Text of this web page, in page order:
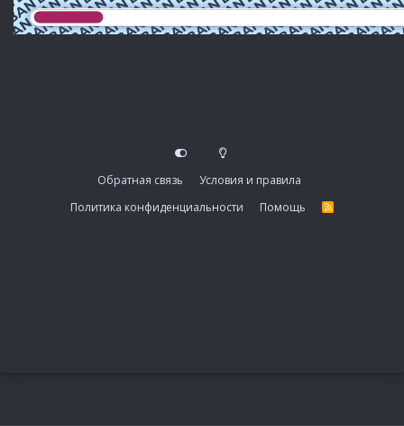
Обратная связь
Условия и правила
Политика конфиденциальности
Помощь
R